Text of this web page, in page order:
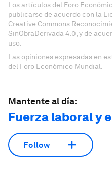
Los artículos del Foro
publicarse de acuerdo con la
Creative Commons
SinObraDerivada 4.0, y de
uso.
Las opiniones expresadas en
del Foro Económico Mundial.
Mantente al día:
Fuerza laboral y
Follow